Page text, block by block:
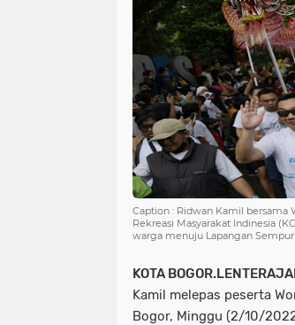
Caption : Ridwan Kamil bersama
Rekreasi Masyarakat Indinesia
warga menuju Lapangan
KOTA
Kamil melepas peserta
Bogor, Minggu (2/10/